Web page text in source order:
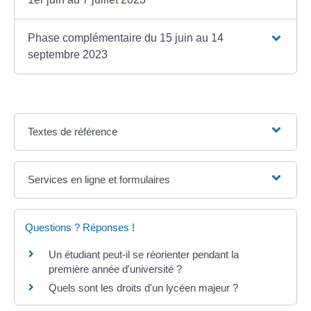
Phase complémentaire du 15 juin au 14
septembre 2023
Textes de référence
Services en ligne et formulaires
Questions ? Réponses !
Un étudiant peut-il se réorienter pendant la
première année d'université ?
Quels sont les droits d'un lycéen majeur ?